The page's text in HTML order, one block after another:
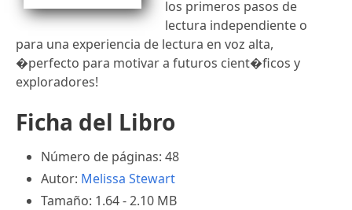
los primeros pasos de
lectura independiente o
para una experiencia de lectura en voz alta,
�perfecto para motivar a futuros cient�ficos y
exploradores!
Ficha del Libro
Número de páginas: 48
Autor: Melissa Stewart
Tamaño: 1.64 - 2.10 MB